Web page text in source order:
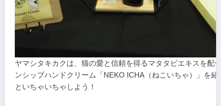
ヤマシタキカクは、猫の愛と信頼を得るマタタビエキスを配
ンシップハンドクリーム「NEKO ICHA（ねこいちゃ）」を紹
といちゃいちゃしよう！